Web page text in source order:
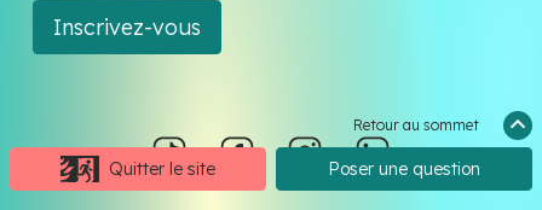
Quitter le site Poser une question
Retour au sommet
Inscrivez-vous